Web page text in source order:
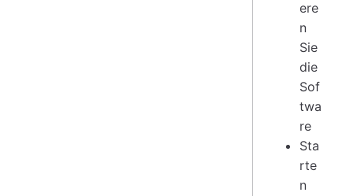
ere
n
Sie
die
Sof
twa
re
Sta
rte
n